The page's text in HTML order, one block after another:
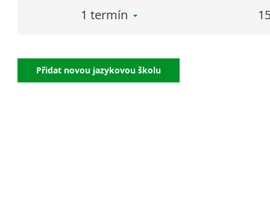
1 termín
Přidat novou jazykovou školu